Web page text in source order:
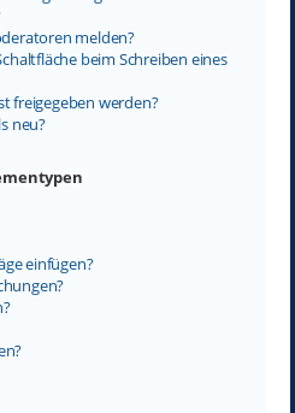
melden?
beim Schreiben eines
freigegeben werden?
neu?
einfügen?